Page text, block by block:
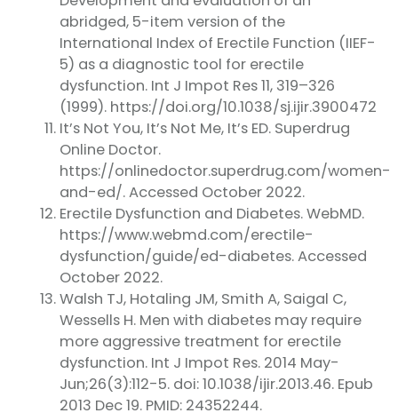
abridged, 5-item version of the
International Index of Erectile Function (IIEF-
5) as a diagnostic tool for erectile
dysfunction. Int J Impot Res 11, 319–326
(1999). https://doi.org/10.1038/sj.ijir.3900472
It’s Not You, It’s Not Me, It’s ED. Superdrug
Online Doctor.
https://onlinedoctor.superdrug.com/women-
and-ed/. Accessed October 2022.
Erectile Dysfunction and Diabetes. WebMD.
https://www.webmd.com/erectile-
dysfunction/guide/ed-diabetes. Accessed
October 2022.
Walsh TJ, Hotaling JM, Smith A, Saigal C,
Wessells H. Men with diabetes may require
more aggressive treatment for erectile
dysfunction. Int J Impot Res. 2014 May-
Jun;26(3):112-5. doi: 10.1038/ijir.2013.46. Epub
2013 Dec 19. PMID: 24352244.